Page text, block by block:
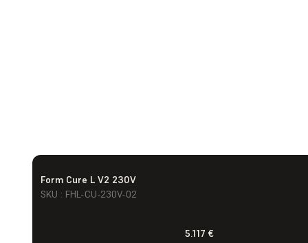
Form Cure L V2 230V
SKU : FHL-CU-230V-02
5.117 €